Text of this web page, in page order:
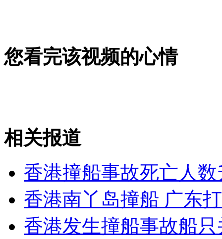
香港两船撞后半沉没 船头撞毁严重
女孩北京地铁殴打老人 痛下狠手拳打脚踢
您看完该视频的心情
相关报道
香港撞船事故死亡人数
香港南丫岛撞船 广东
香港发生撞船事故船